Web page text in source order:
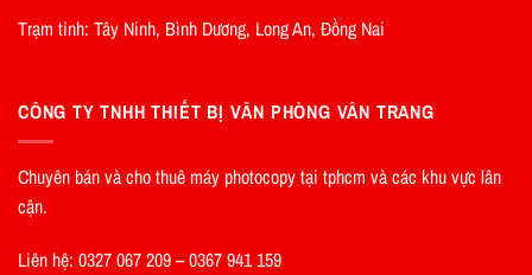
Trạm tỉnh: Tây Ninh, Bình Dương, Long An, Đồng Nai
CÔNG TY TNHH THIẾT BỊ VĂN PHÒNG VÂN TRANG
Chuyên bán và cho thuê máy photocopy tại tphcm và các khu vực lân
cận.
Liên hệ: 0327 067 209 – 0367 941 159